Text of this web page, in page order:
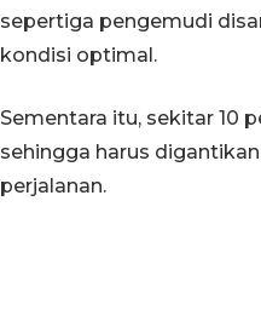
sepertiga pengemudi
kondisi optimal.
Sementara itu, sekitar 10
sehingga harus
perjalanan.